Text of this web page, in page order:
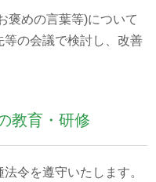
褒めの言葉等)について
の会議で検討し、改善
教育・研修
令を遵守いたします。